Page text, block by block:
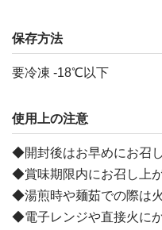
保存方法
要冷凍 -18℃以下
使用上の注意
◆開封後はお早めにお召
◆賞味期限内にお召し上が
◆湯煎時や麺茹での際は
◆電子レンジや直接火に